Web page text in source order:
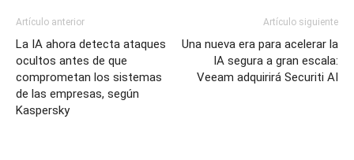
Artículo anterior
La IA ahora detecta ataques
ocultos antes de que
comprometan los sistemas
de las empresas, según
Kaspersky
Artículo siguiente
Una nueva era para acelerar la
IA segura a gran escala:
Veeam adquirirá Securiti AI